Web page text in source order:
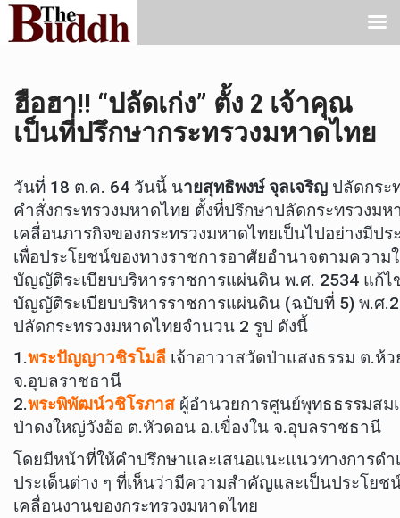
ฮือฮา!! “ปลัดเก่ง” ตั้ง 2 เจ้าคุณ
เป็นที่ปรึกษากระทรวงมหาดไทย
วันที่ 18 ต.ค. 64 วันนี้ นายสุทธิพงษ์ จุลเจริญ ปลัดกระ
คำสั่งกระทรวงมหาดไทย ตั้งที่ปรึกษาปลัดกระทรวงม
เคลื่อนภารกิจของกระทรวงมหาดไทยเป็นไปอย่างมีป
เพื่อประโยชน์ของทางราชการอาศัยอำนาจตามความ
บัญญัติระเบียบบริหารราชการแผ่นดิน พ.ศ. 2534 แก้ไ
บัญญัติระเบียบบริหารราชการแผ่นดิน (ฉบับที่ 5) พ.ศ
ปลัดกระทรวงมหาดไทยจำนวน 2 รูป ดังนี้
1.พระปัญญาวชิรโมลี เจ้าอาวาสวัดป่าแสงธรรม ต.ห้ว
จ.อุบลราชธานี
2.พระพิพัฒน์วชิโรภาส ผู้อำนวยการศูนย์พุทธธรรมสม
ป่าดงใหญ่วังอ้อ ต.หัวดอน อ.เขื่องใน จ.อุบลราชธานี
โดยมีหน้าที่ให้คำปรึกษาและเสนอแนะแนวทางการดำ
ประเด็นต่าง ๆ ที่เห็นว่ามีความสำคัญและเป็นประโย
เคลื่อนงานของกระทรวงมหาดไทย